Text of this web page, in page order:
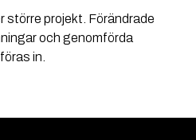
större projekt. Förändrade
och genomförda
in.